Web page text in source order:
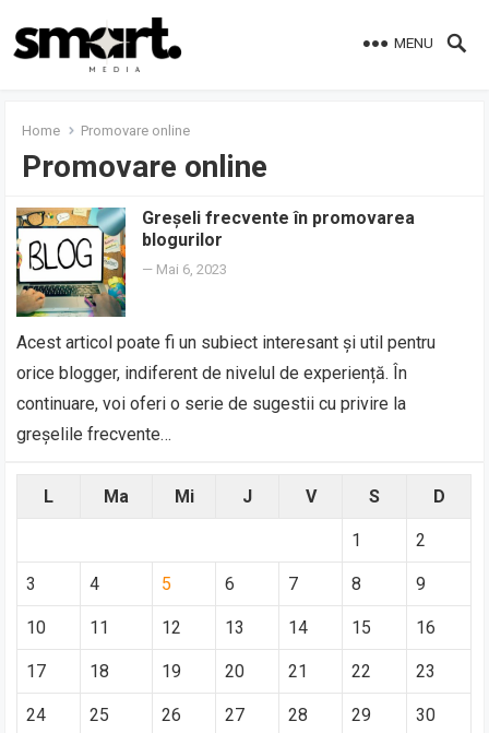
MENU
Home Promovare online
Promovare online
Greșeli frecvente în promovarea
blogurilor
— Mai 6, 2023
Acest articol poate fi un subiect interesant și util pentru
orice blogger, indiferent de nivelul de experiență. În
continuare, voi oferi o serie de sugestii cu privire la
greșelile frecvente…
L Ma Mi J V S D
1 2
3 4 5 6 7 8 9
10 11 12 13 14 15 16
17 18 19 20 21 22 23
24 25 26 27 28 29 30